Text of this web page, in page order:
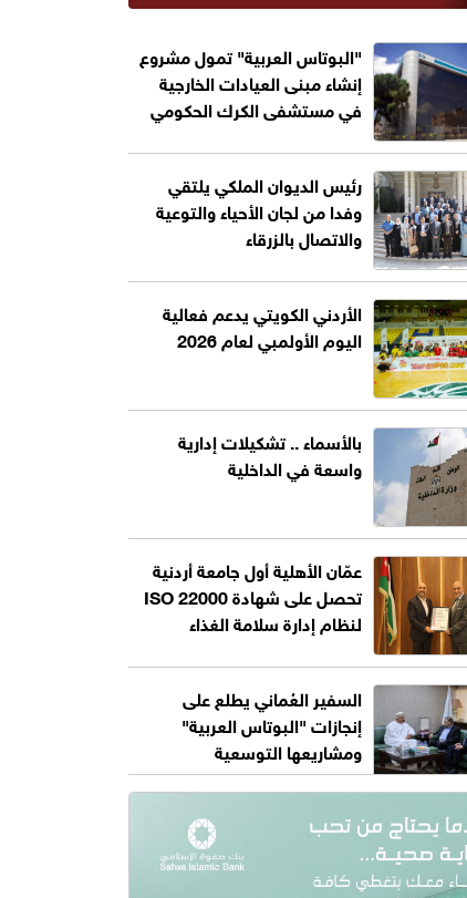
"البوتاس العربية" تمول مشروع
إنشاء مبنى العيادات الخارجية
في مستشفى الكرك الحكومي
رئيس الديوان الملكي يلتقي
وفدا من لجان الأحياء والتوعية
والاتصال بالزرقاء
الأردني الكويتي يدعم فعالية
اليوم الأولمبي لعام 2026
بالأسماء .. تشكيلات إدارية
واسعة في الداخلية
عمّان الأهلية أول جامعة أردنية
تحصل على شهادة ISO 22000
لنظام إدارة سلامة الغذاء
السفير العُماني يطلع على
إنجازات "البوتاس العربية"
ومشاريعها التوسعية